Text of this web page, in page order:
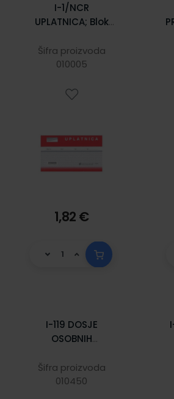
I-1/NCR
UPLATNICA; Blok
10 cm
Šifra proizvoda
010005
1,82 €
I-119 DOSJE
OSOBNIH
Vrećica, 31 x 25 cm
Šifra proizvoda
010450